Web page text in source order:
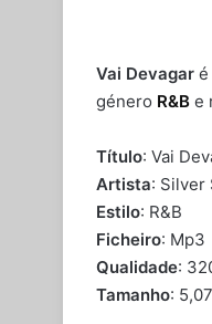
Vai Devagar é
género R&B e
Título: Vai
Artista: Silver
Estilo: R&B
Ficheiro: Mp3
Qualidade:
Tamanho: